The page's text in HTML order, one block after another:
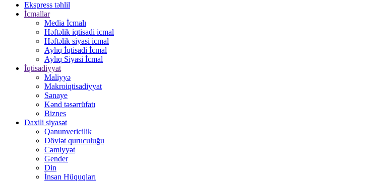
Ekspress təhlil
İcmallar
Media İcmalı
Həftəlik iqtisadi icmal
Həftəlik siyasi icmal
Aylıq İqtisadi İcmal
Aylıq Siyasi İcmal
İqtisadiyyat
Maliyyə
Makroiqtisadiyyat
Sənaye
Kənd təsərrüfatı
Biznes
Daxili siyasət
Qanunvericilik
Dövlət quruculuğu
Cəmiyyət
Gender
Din
İnsan Hüquqları